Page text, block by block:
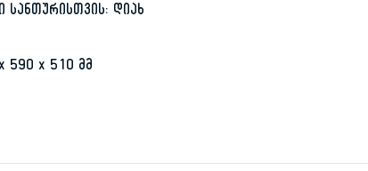
დიახ
590 x 510 მმ